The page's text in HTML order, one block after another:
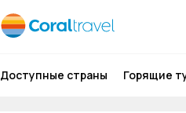
Доступные страны Горящие